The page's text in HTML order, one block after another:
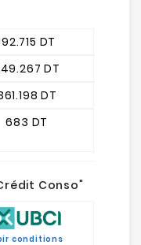
DT
DT
DT
683 DT
Conso"
conditions